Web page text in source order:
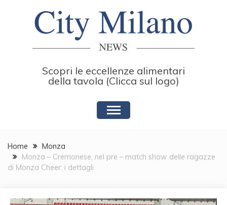
Scopri le eccellenze alimentari
della tavola (Clicca sul logo)
Home
Monza
Monza – Cremonese, nel pre – match show delle ragazze
di Monza Cheer: i dettagli